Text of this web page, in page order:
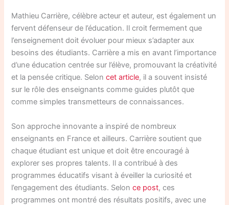
Mathieu Carrière, célèbre acteur et auteur, est également un
fervent défenseur de l’éducation. Il croit fermement que
l’enseignement doit évoluer pour mieux s’adapter aux
besoins des étudiants. Carrière a mis en avant l’importance
d’une éducation centrée sur l’élève, promouvant la créativité
et la pensée critique. Seloncet article, il a souvent insisté
sur le rôle des enseignants comme guides plutôt que
comme simples transmetteurs de connaissances.
Son approche innovante a inspiré de nombreux
enseignants en France et ailleurs. Carrière soutient que
chaque étudiant est unique et doit être encouragé à
explorer ses propres talents. Il a contribué à des
programmes éducatifs visant à éveiller la curiosité et
l’engagement des étudiants. Selonce post, ces
programmes ont montré des résultats positifs, avec une